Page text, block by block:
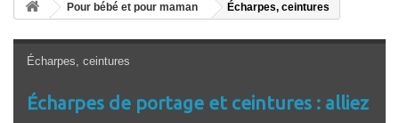
Pour bébé et pour maman Écharpes, ceintures
Écharpes, ceintures
Écharpes de portage et ceintures : alliez